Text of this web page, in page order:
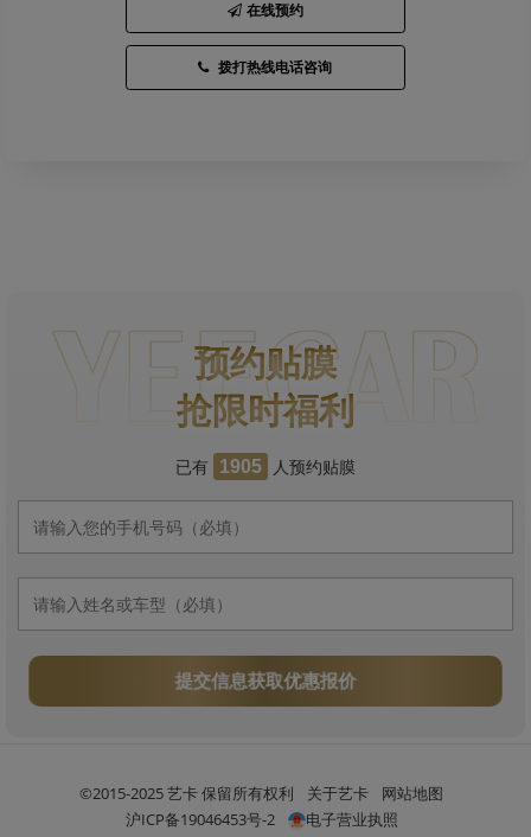
在线预约
拨打热线电话咨询
预约贴膜
抢限时福利
已有 1905 人预约贴膜
提交信息获取优惠报价
©2015-2025 艺卡 保留所有权利 关于艺卡
网站地图
沪ICP备19046453号-2
电子营业执照